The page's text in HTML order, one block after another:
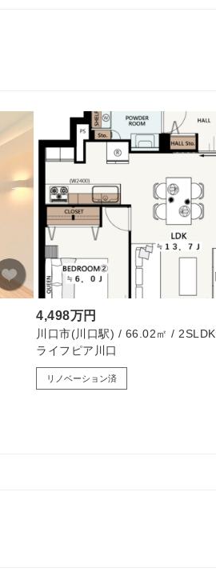
4,498万円
川口市(川口駅) / 66.02㎡ / 2SLDK
ライフピア川口
リノベーション済